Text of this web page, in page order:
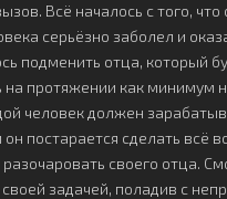
Всё началось с того, что
серьёзно заболел и
подменить отца, который
на протяжении как минимум
человек должен
он постарается сделать всё
разочаровать своего отца.
своей задачей, поладив с